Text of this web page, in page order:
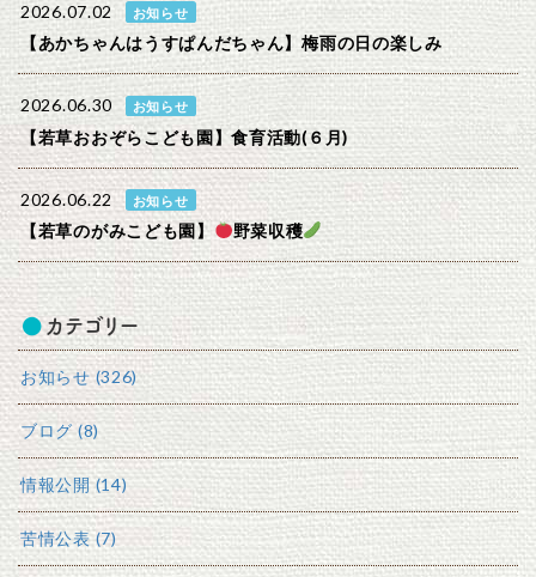
2026.07.02 お知らせ
【あかちゃんはうすぱんだちゃん】梅雨の日の楽しみ
2026.06.30 お知らせ
【若草おおぞらこども園】食育活動(６月)
2026.06.22 お知らせ
【若草のがみこども園】 野菜収穫
カテゴリー
お知らせ (326)
ブログ (8)
情報公開 (14)
苦情公表 (7)